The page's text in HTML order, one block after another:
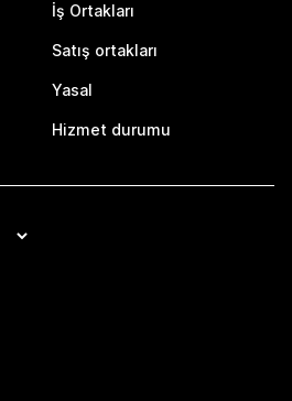
İş Ortakları
Satış ortakları
Yasal
Hizmet durumu